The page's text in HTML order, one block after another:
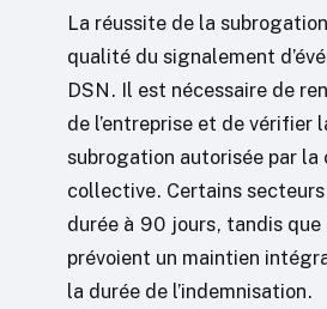
La réussite de la
qualité du signalement
DSN. Il est nécessaire de
de l’entreprise et de vérifier
subrogation autorisée par la
collective. Certains
durée à 90 jours, tandis que
prévoient un maintien
la durée de l’indemnisation.